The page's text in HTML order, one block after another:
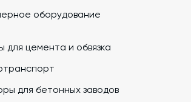
оборудование
для цемента и обвязка
для бетонных заводов